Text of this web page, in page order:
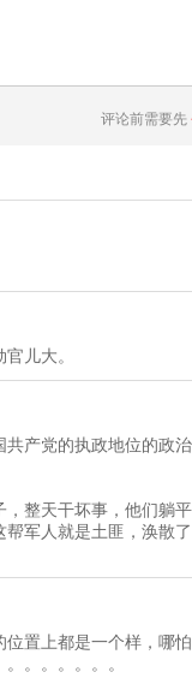
评论前需要先
儿大。
产党的执政地位的政
整天干坏事，他们躺
军人就是土匪，涣散
置上都是一个样，哪
。。。。。。